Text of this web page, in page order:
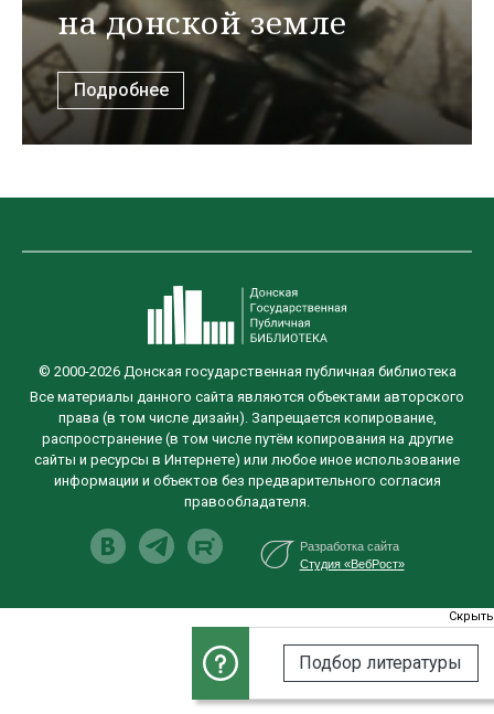
на донской земле
Подробнее
Подбор литературы
© 2000-2026 Донская государственная публичная библиотека
Все материалы данного сайта являются объектами авторского
права (в том числе дизайн). Запрещается копирование,
распространение (в том числе путём копирования на другие
сайты и ресурсы в Интернете) или любое иное использование
информации и объектов без предварительного согласия
правообладателя.
Разработка сайта
Студия «ВебРост»